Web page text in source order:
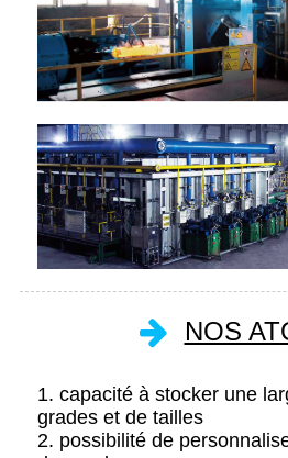
NOS
1. capacité à stocker une
grades et de tailles
2. possibilité de